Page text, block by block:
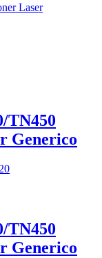
Laser
TN450
Generico
TN450
Generico